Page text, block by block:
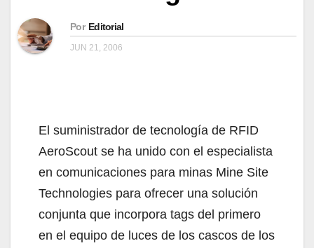
Por Editorial
JUN 21, 2006
El suministrador de tecnología de RFID
AeroScout se ha unido con el especialista
en comunicaciones para minas Mine Site
Technologies para ofrecer una solución
conjunta que incorpora tags del primero
en el equipo de luces de los cascos de los